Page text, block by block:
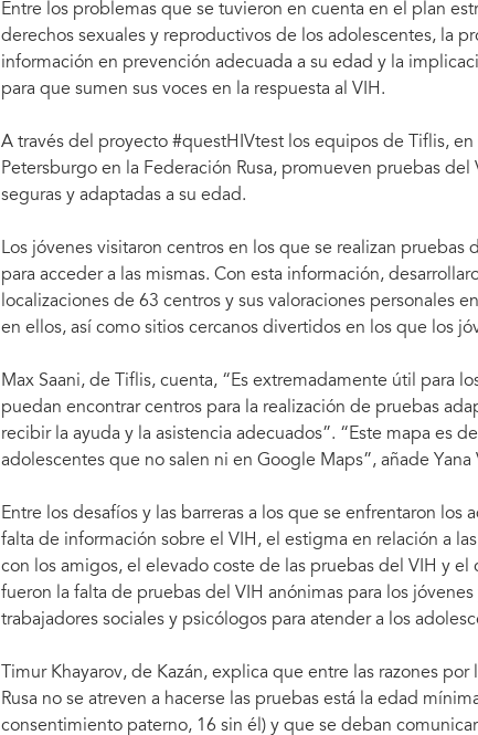
Entre los problemas que se tuvieron en cuenta en el plan
derechos sexuales y reproductivos de los adolescentes, la
información en prevención adecuada a su edad y la
para que sumen sus voces en la respuesta al VIH.
A través del proyecto #questHIVtest los equipos de Tiflis,
Petersburgo en la Federación Rusa, promueven pruebas
seguras y adaptadas a su edad.
Los jóvenes visitaron centros en los que se realizan
para acceder a las mismas. Con esta información,
localizaciones de 63 centros y sus valoraciones personales
en ellos, así como sitios cercanos divertidos en los que los
Max Saani, de Tiflis, cuenta, “Es extremadamente útil para
puedan encontrar centros para la realización de pruebas
recibir la ayuda y la asistencia adecuados”. “Este mapa es
adolescentes que no salen ni en Google Maps”, añade Yana
Entre los desafíos y las barreras a los que se enfrentaron
falta de información sobre el VIH, el estigma en relación a
con los amigos, el elevado coste de las pruebas del VIH y
fueron la falta de pruebas del VIH anónimas para los
trabajadores sociales y psicólogos para atender a los
Timur Khayarov, de Kazán, explica que entre las razones
Rusa no se atreven a hacerse las pruebas está la edad
consentimiento paterno, 16 sin él) y que se deban